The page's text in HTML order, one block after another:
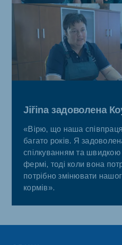
Jiřina задоволена
«Вірю, що наша
багато років. Я
спілкуванням та
фермі, тоді коли вона
потрібно змінювати
кормів».